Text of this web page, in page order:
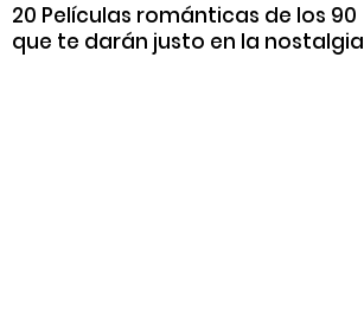
20 Películas románticas de los 90
que te darán justo en la nostalgia